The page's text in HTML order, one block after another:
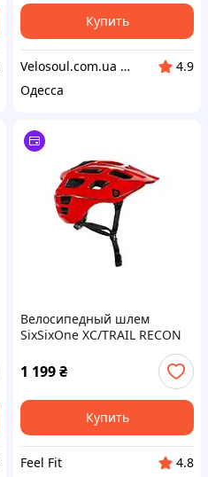
Купить
Velosoul.com.ua — магазин качественных велотоваров от известных брендов.
4.9
Одесса
Велоcипедный шлем
SixSixOne XC/TRAIL RECON
(CPSC/CE)
1 199₴
Купить
Feel Fit
4.8